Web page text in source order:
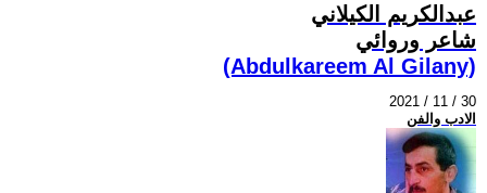
عبدالكريم الكيلاني
شاعر وروائي
(Abdulkareem Al Gilany)
2021 / 11 / 30
الادب والفن